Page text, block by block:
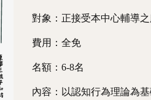
對象：正接受本中心輔導
費用：全免
名額：6-8名
內容：以認知行為理論為基